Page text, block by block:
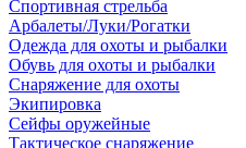
Спортивная стрельба
Арбалеты/Луки/Рогатки
Одежда для охоты и рыбалки
Обувь для охоты и рыбалки
Снаряжение для охоты
Экипировка
Сейфы оружейные
Тактическое снаряжение